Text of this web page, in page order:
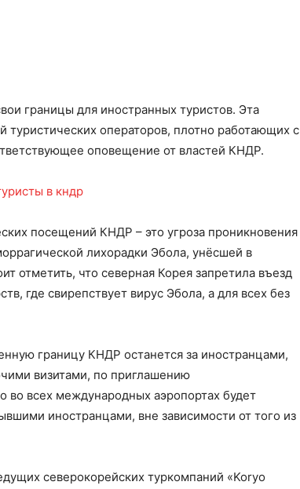
границы для иностранных туристов. Эта
туристических операторов, плотно работающих с
оповещение от властей КНДР.
посещений КНДР – это угроза проникновения
лихорадки Эбола, унёсшей в
отметить, что северная Корея запретила въезд
где свирепствует вирус Эбола, а для всех без
границу КНДР останется за иностранцами,
визитами, по приглашению
во всех международных аэропортах будет
иностранцами, вне зависимости от того из
северокорейских туркомпаний «Koryo